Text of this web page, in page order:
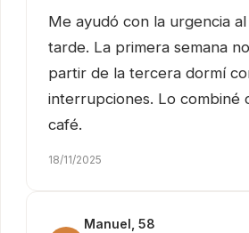
Me ayudó con la urgencia
tarde. La primera semana
partir de la tercera dormí
interrupciones. Lo combiné
café.
18/11/2025
Manuel, 58